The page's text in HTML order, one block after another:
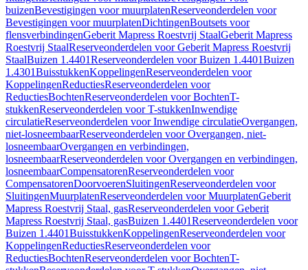
buizenBevestigingen voor muurplatenReserveonderdelen voor
Bevestigingen voor muurplatenDichtingenBoutsets voor
flensverbindingenGeberit Mapress Roestvrij StaalGeberit Mapress
Roestvrij StaalReserveonderdelen voor Geberit Mapress Roestvrij
StaalBuizen 1.4401Reserveonderdelen voor Buizen 1.4401Buizen
1.4301BuisstukkenKoppelingenReserveonderdelen voor
KoppelingenReductiesReserveonderdelen voor
ReductiesBochtenReserveonderdelen voor BochtenT-
stukkenReserveonderdelen voor T-stukkenInwendige
circulatieReserveonderdelen voor Inwendige circulatieOvergangen,
niet-losneembaarReserveonderdelen voor Overgangen, niet-
losneembaarOvergangen en verbindingen,
losneembaarReserveonderdelen voor Overgangen en verbindingen,
losneembaarCompensatorenReserveonderdelen voor
CompensatorenDoorvoerenSluitingenReserveonderdelen voor
SluitingenMuurplatenReserveonderdelen voor MuurplatenGeberit
Mapress Roestvrij Staal, gasReserveonderdelen voor Geberit
Mapress Roestvrij Staal, gasBuizen 1.4401Reserveonderdelen voor
Buizen 1.4401BuisstukkenKoppelingenReserveonderdelen voor
KoppelingenReductiesReserveonderdelen voor
ReductiesBochtenReserveonderdelen voor BochtenT-